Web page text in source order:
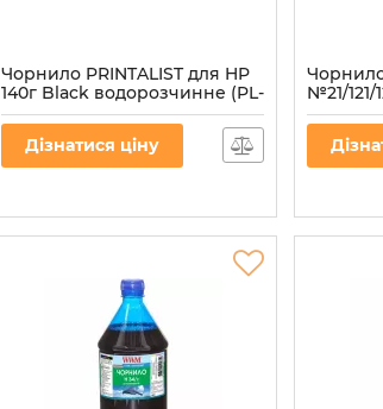
Чорнило PRINTALIST для HP
140г Black водорозчинне (PL-
INK-HP-B)
Артикул: PL-INK-HP-B
Дізнатися ціну
№21/121/
Артикул: